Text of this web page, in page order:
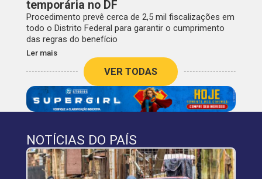
temporária no DF
Procedimento prevê cerca de 2,5 mil fiscalizações em
todo o Distrito Federal para garantir o cumprimento
das regras do benefício
Ler mais
VER TODAS
NOTÍCIAS DO PAÍS